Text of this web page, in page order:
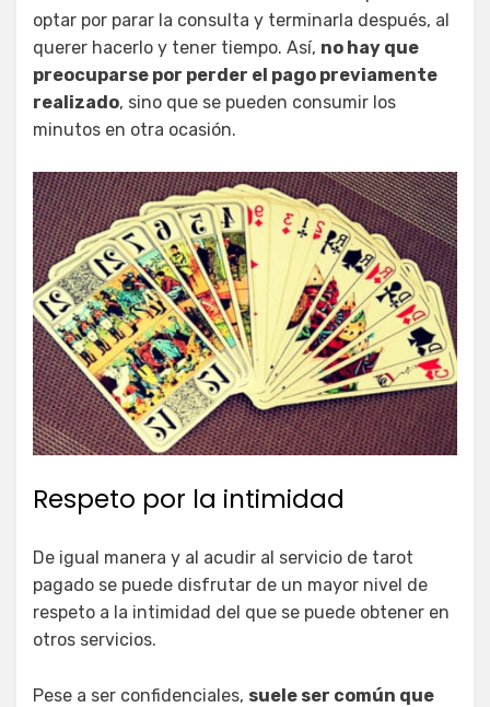
optar por parar la consulta y terminarla después, al
querer hacerlo y tener tiempo. Así, no hay que
preocuparse por perder el pago previamente
realizado, sino que se pueden consumir los
minutos en otra ocasión.
Respeto por la intimidad
De igual manera y al acudir al servicio de tarot
pagado se puede disfrutar de un mayor nivel de
respeto a la intimidad del que se puede obtener en
otros servicios.
Pese a ser confidenciales, suele ser común que